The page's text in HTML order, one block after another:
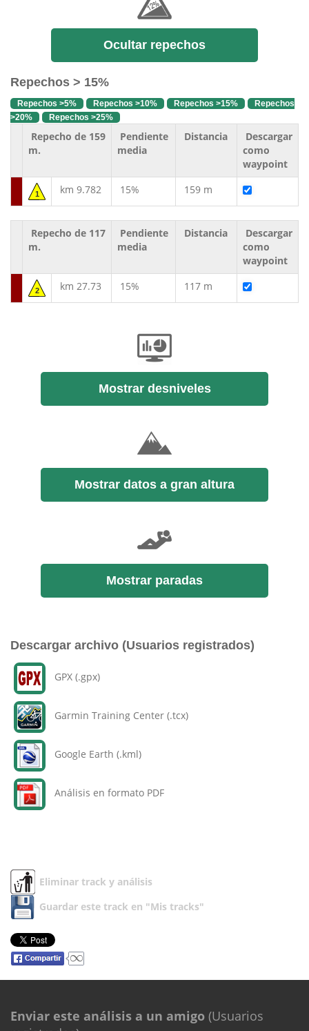
Ocultar repechos
Repechos > 15%
Repechos >5% Repechos >10% Repechos >15%
Repechos
>20%
Repechos >25%
Repecho de 159
m.
Pendiente
media
Distancia
Descargar
como
waypoint
1 km 9.782 15% 159 m
Repecho de 117
m.
Pendiente
media
Distancia
Descargar
como
waypoint
2 km 27.73 15% 117 m
Mostrar desniveles
Mostrar datos a gran altura
Mostrar paradas
Descargar archivo (Usuarios registrados)
GPX (.gpx)
Garmin Training Center (.tcx)
Google Earth (.kml)
Análisis en formato PDF
Eliminar track y análisis
Guardar este track en "Mis tracks"
Enviar este análisis a un amigo (Usuarios